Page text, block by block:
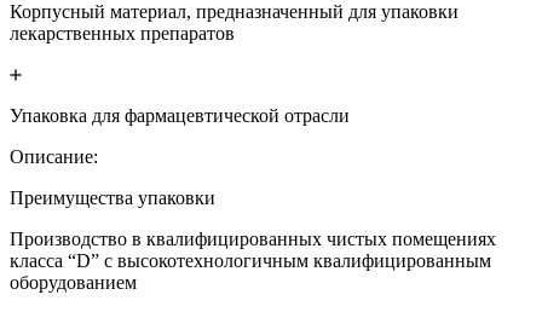
Корпусный материал, предназначенный для упаковки
лекарственных препаратов
Упаковка для фармацевтической отрасли
Описание:
Преимущества упаковки
Производство в квалифицированных чистых помещениях
класса “D” с высокотехнологичным квалифицированным
оборудованием